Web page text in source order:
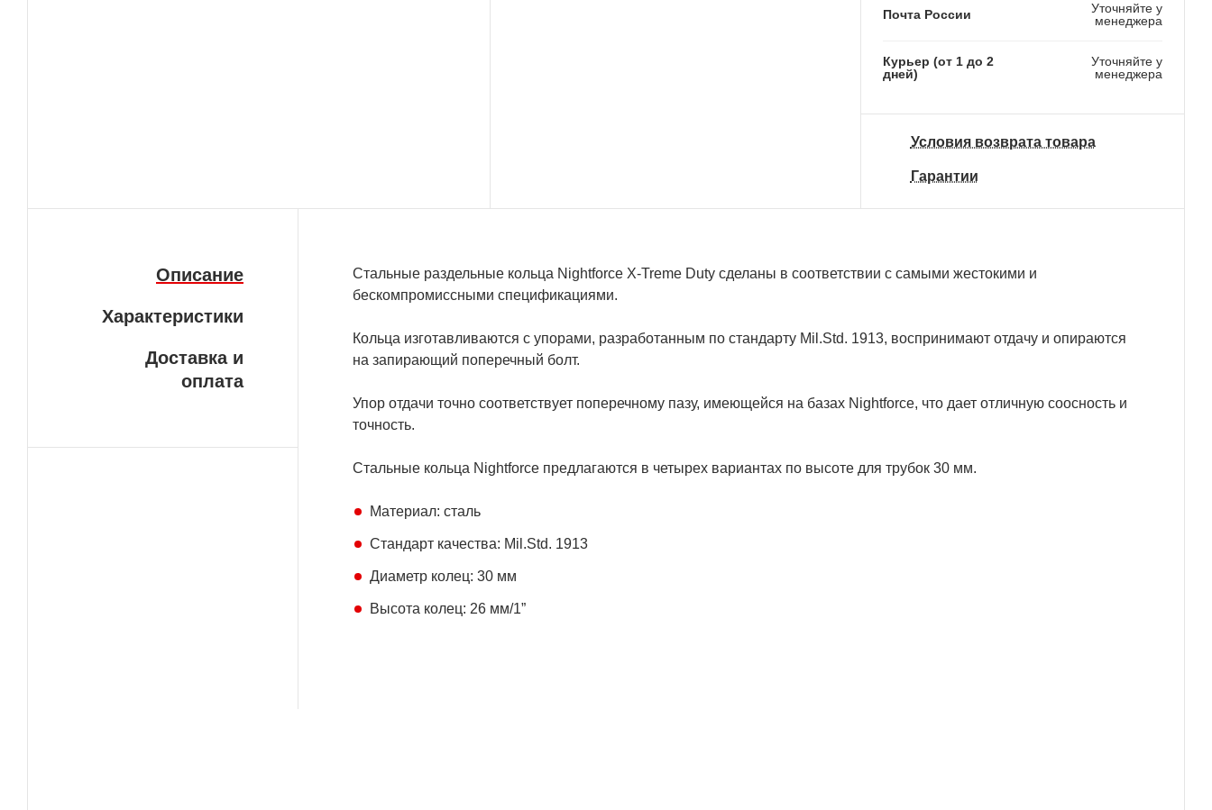
Почта России
Уточняйте у
менеджера
Курьер (от 1 до 2
дней)
Уточняйте у
менеджера
Условия возврата товара
Гарантии
Описание
Характеристики
Доставка и
оплата
Стальные раздельные кольца Nightforce X-Treme Duty сделаны в соответствии с самыми жестокими и
бескомпромиссными спецификациями.
Кольца изготавливаются с упорами, разработанным по стандарту Mil.Std. 1913, воспринимают отдачу и опираются
на запирающий поперечный болт.
Упор отдачи точно соответствует поперечному пазу, имеющейся на базах Nightforce, что дает отличную соосность и
точность.
Стальные кольца Nightforce предлагаются в четырех вариантах по высоте для трубок 30 мм.
Материал: сталь
Стандарт качества: Mil.Std. 1913
Диаметр колец: 30 мм
Высота колец: 26 мм/1”